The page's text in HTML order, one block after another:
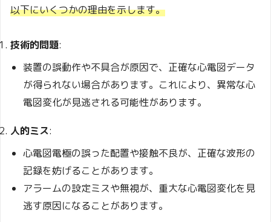
以下にいくつかの理由を示します。
技術的問題:
装置の誤動作や不具合が原因で、正確な心電図データ
が得られない場合があります。これにより、異常な心
電図変化が見逃される可能性があります。
人的ミス:
心電図電極の誤った配置や接触不良が、正確な波形の
記録を妨げることがあります。
アラームの設定ミスや無視が、重大な心電図変化を見
逃す原因になることがあります。